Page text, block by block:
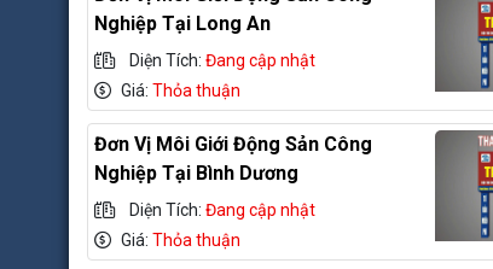
Nghiệp Tại Long An
Diện Tích: Đang cập nhật
Giá: Thỏa thuận
Đơn Vị Môi Giới Động Sản Công
Nghiệp Tại Bình Dương
Diện Tích: Đang cập nhật
Giá: Thỏa thuận